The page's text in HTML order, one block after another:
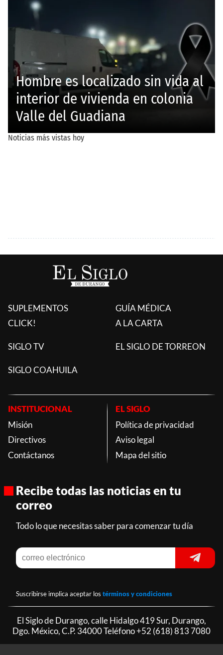
SUPLEMENTOS
CLICK!
GUÍA MÉDICA
A LA CARTA
SIGLO TV EL SIGLO DE TORREON
SIGLO COAHUILA
INSTITUCIONAL
Misión
Directivos
Contáctanos
EL SIGLO
Política de privacidad
Aviso legal
Mapa del sitio
Recibe todas las noticias en tu
correo
Todo lo que necesitas saber para comenzar tu día
Suscribirse implica aceptar los términos y condiciones
El Siglo de Durango, calle Hidalgo 419 Sur, Durango,
Dgo. México, C.P. 34000 Teléfono+52 (618) 813 7080